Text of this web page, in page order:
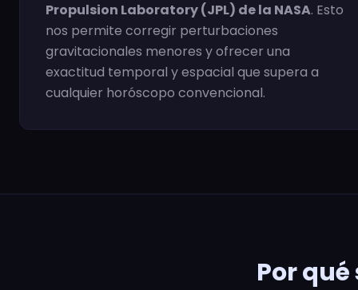
Propulsion Laboratory (JPL) de la NASA. Esto
nos permite corregir perturbaciones
gravitacionales menores y ofrecer una
exactitud temporal y espacial que supera a
cualquier horóscopo convencional.
Por